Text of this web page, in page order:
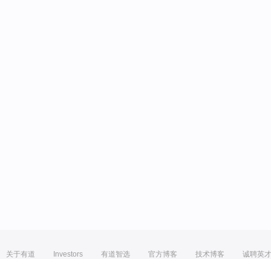
关于有道 Investors 有道智选 官方博客 技术博客 诚聘英才